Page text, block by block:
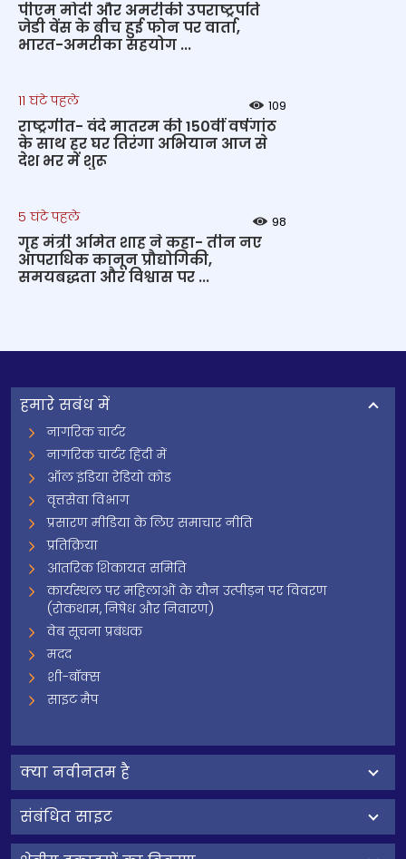
पीएम मोदी और अमरीकी उपराष्ट्रपति
जेडी वेंस के बीच हुई फोन पर वार्ता,
भारत-अमरीका सहयोग ...
11 घंटे पहले 109
राष्ट्रगीत- वंदे मातरम की 150वीं वर्षगांठ
के साथ हर घर तिरंगा अभियान आज से
देश भर में शुरू
5 घंटे पहले 98
गृह मंत्री अमित शाह ने कहा- तीन नए
आपराधिक कानून प्रौद्योगिकी,
समयबद्धता और विश्वास पर ...
हमारे सबंध में
नागरिक चार्टर
नागरिक चार्टर हिंदी में
ऑल इंडिया रेडियो कोड
वृत्तसेवा विभाग
प्रसारण मीडिया के लिए समाचार नीति
प्रतिक्रिया
आंतरिक शिकायत समिति
कार्यस्थल पर महिलाओं के यौन उत्पीड़न पर विवरण
(रोकथाम, निषेध और निवारण)
वेब सूचना प्रबंधक
मदद
शी-बॉक्स
साइट मैप
क्‍या नवीनतम है
संबंधित साइट